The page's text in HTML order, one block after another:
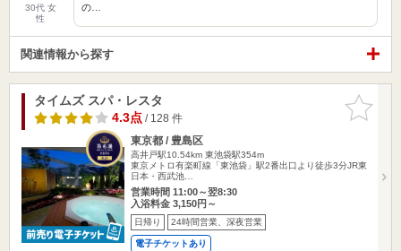
30代 女
性
の…
関連情報から探す
お気に入
りに追加
タイムズ スパ・レスタ
4.3点/ 128 件
東京都 / 豊島区
高井戸駅10.54km 東池袋駅354m
東京メトロ有楽町線「東池袋」駅2番出口より徒歩3分JR東
日本・西武池…
営業時間 11:00～翌8:30
入浴料金 3,150円～
日帰り 24時間営業、深夜営業
電子チケットあり